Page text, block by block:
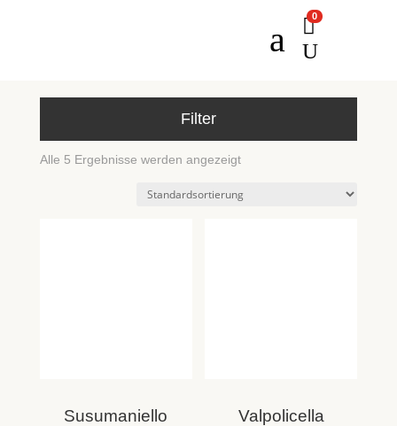
a 0
U
Filter
Alle 5 Ergebnisse werden angezeigt
Susumaniello
Valpolicella